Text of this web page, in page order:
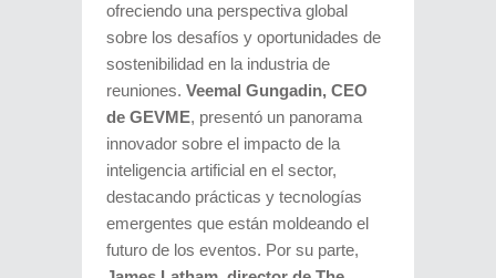
ofreciendo una perspectiva global
sobre los desafíos y oportunidades de
sostenibilidad en la industria de
reuniones. Veemal Gungadin, CEO
de GEVME, presentó un panorama
innovador sobre el impacto de la
inteligencia artificial en el sector,
destacando prácticas y tecnologías
emergentes que están moldeando el
futuro de los eventos. Por su parte,